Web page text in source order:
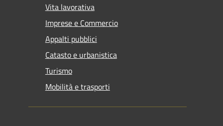
Vita lavorativa
Imprese e Commercio
Appalti pubblici
Catasto e urbanistica
Turismo
Mobilità e trasporti